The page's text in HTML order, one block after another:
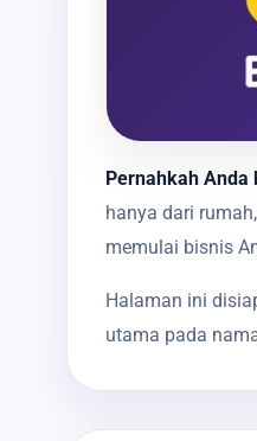
Pernahkah
hanya dari
memulai bisnis
Halaman ini
utama pada